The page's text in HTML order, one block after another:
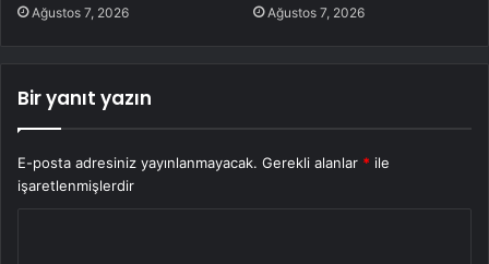
Ağustos 7, 2026 Ağustos 7, 2026
Bir yanıt yazın
E-posta adresiniz yayınlanmayacak. Gerekli alanlar * ile
işaretlenmişlerdir